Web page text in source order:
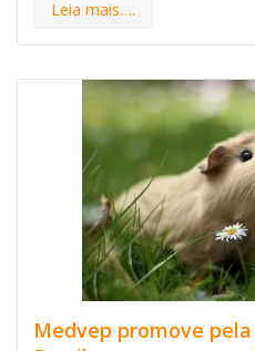
Leia mais….
Medvep promove